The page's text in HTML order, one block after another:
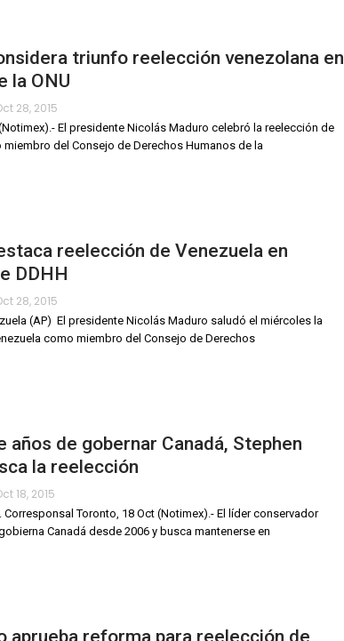
triunfo reelección venezolana en
la ONU
28, 2015
El presidente Nicolás Maduro celebró la reelección de
miembro del Consejo de Derechos Humanos de la
reelección de Venezuela en
DDHH
28, 2015
(AP)  El presidente Nicolás Maduro saludó el miércoles la
como miembro del Consejo de Derechos
años de gobernar Canadá, Stephen
la reelección
18, 2015
Corresponsal Toronto, 18 Oct (Notimex).- El líder conservador
Canadá desde 2006 y busca mantenerse en